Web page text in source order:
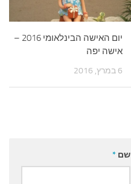
יום האישה הבינלאומי 2016 –
אישה יפה
6 במרץ, 2016
שם *